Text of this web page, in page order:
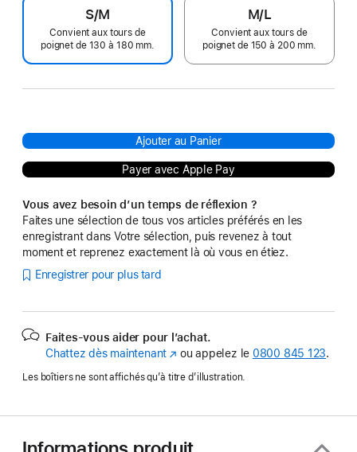
S/M
Convient aux tours de
poignet de 130 à 180 mm.
M/L
Convient aux tours de
poignet de 150 à 200 mm.
Ajouter au Panier
Payer avec Apple Pay
Vous avez besoin d’un temps de réflexion ?
Faites une sélection de tous vos articles préférés en les
enregistrant dans Votre sélection, puis revenez à tout
moment et reprenez exactement là où vous en étiez.
Enregistrer pour plus tard
Faites-vous aider pour l’achat.
Chattez dès maintenant (s’ouvre
une
fenêtre)
ou appelez le 0800 845 123.
Les boîtiers ne sont affichés qu’à titre d’illustration.